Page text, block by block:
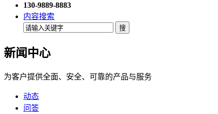
130-9889-8883
内容搜索
新闻中心
为客户提供全面、安全、可靠的产品与服务
动态
问答